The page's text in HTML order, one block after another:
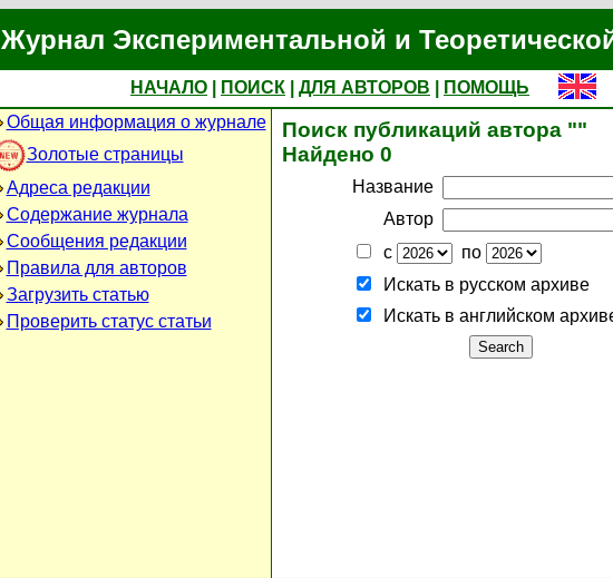
Журнал Экспериментальной и
НАЧАЛО ПОИСК ДЛЯ АВТОРОВ
ПОМОЩЬ
Общая информация о журнале
Золотые страницы
Адреса редакции
Содержание журнала
Сообщения редакции
Правила для авторов
Загрузить статью
Проверить статус статьи
Поиск публикаций автора ""
Найдено 0
Название
Автор
с
по
Искать в русском архиве
Искать в английском